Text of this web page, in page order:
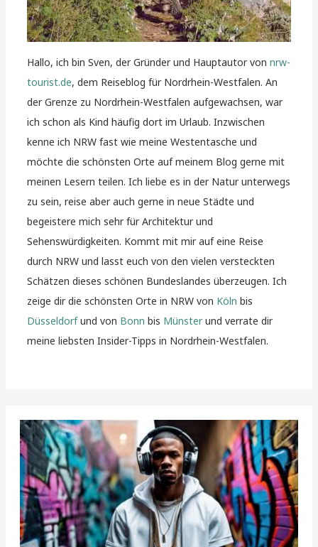
Hallo, ich bin Sven, der Gründer und Hauptautor vonnrw-
tourist.de, dem Reiseblog für Nordrhein-Westfalen. An
der Grenze zu Nordrhein-Westfalen aufgewachsen, war
ich schon als Kind häufig dort im Urlaub. Inzwischen
kenne ich NRW fast wie meine Westentasche und
möchte die schönsten Orte auf meinem Blog gerne mit
meinen Lesern teilen. Ich liebe es in der Natur unterwegs
zu sein, reise aber auch gerne in neue Städte und
begeistere mich sehr für Architektur und
Sehenswürdigkeiten. Kommt mit mir auf eine Reise
durch NRW und lasst euch von den vielen versteckten
Schätzen dieses schönen Bundeslandes überzeugen. Ich
zeige dir die schönsten Orte in NRW von Köln bis
Düsseldorfund von Bonn bis Münsterund verrate dir
meine liebsten Insider-Tipps in Nordrhein-Westfalen.